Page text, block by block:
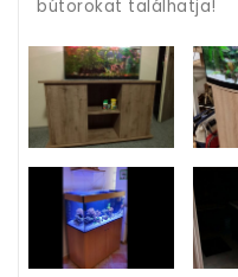
bútorokat találhatja!